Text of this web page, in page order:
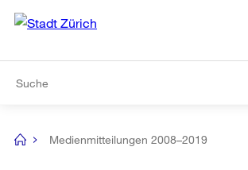
Navigation
[no
Medienmitteilungen 2008–2019